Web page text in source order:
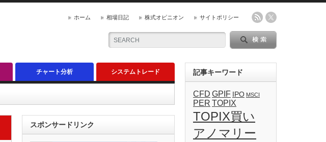
ホーム 相場日記 株式オピニオン サイトポリシー
チャート分析 システムトレード
スポンサードリンク
記事キーワード
CFD GPIF IPO MSCI
PER TOPIX
TOPIX買い
アノマリー